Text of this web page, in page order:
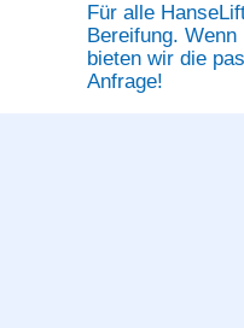
Für alle
Bereifung.
bieten wir die
Anfrage!